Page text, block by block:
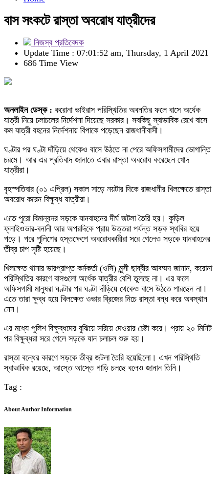
বাস সংকটে রাস্তা অবরোধ যাত্রীদের
নিজস্ব প্রতিবেদক
Update Time : 07:01:52 am, Thursday, 1 April 2021
686 Time View
অনলাইন ডেস্ক : করোনা ভাইরাস পরিস্থিতির অবনতির ফলে বাসে অর্ধেক
যাত্রী নিয়ে চলাচলের নির্দেশনা দিয়েছে সরকার। সবকিছু স্বাভাবিক রেখে বাসে
কম যাত্রী বহনের নির্দেশনায় বিপাকে পড়েছেন রাজধানীবাসী।
ঘণ্টার পর ঘণ্টা দাঁড়িয়ে থেকেও বাসে উঠতে না পেরে অফিসগামীদের ভোগান্তি
চরমে। আর এর প্রতিবাদ জানাতে এবার রাস্তা অবরোধ করেছেন খোদ
যাত্রীরা।
বৃহস্পতিবার (০১ এপ্রিল) সকাল সাড়ে নয়টার দিকে রাজধানীর খিলক্ষেতে রাস্তা
অবরোধ করেন বিক্ষুব্ধ যাত্রীরা।
এতে পুরো বিমানবন্দর সড়কে যানবাহনের দীর্ঘ জটলা তৈরি হয়। কুড়িল
ফ্লাইওভার-বনানী আর অপরদিকে প্রায় উত্তরা পর্যন্ত সড়ক স্থবির হয়ে
পড়ে। পরে পুলিশের হস্তক্ষেপে অবরোধকারীরা সরে গেলেও সড়কে যানবাহনের
তীব্র চাপ সৃষ্টি হয়েছে।
খিলক্ষেত থানার ভারপ্রাপ্ত কর্মকর্তা (ওসি) মুন্সী ছাব্বীর আহ্ম্মদ জানান, করোনা
পরিস্থিতির কারণে বাসগুলো অর্ধেক যাত্রীর বেশি তুলছে না। এর ফলে
অফিসগামী মানুষরা ঘণ্টার পর ঘণ্টা দাঁড়িয়ে থেকেও বাসে উঠতে পারছেন না।
এতে তারা ক্ষুব্ধ হয়ে খিলক্ষেত ওভার ব্রিজের নিচে রাস্তা বন্ধ করে অবস্থান
নেন।
এর মধ্যে পুলিশ বিক্ষুব্ধদের বুঝিয়ে সরিয়ে দেওয়ার চেষ্টা করে। প্রায় ২০ মিনিট
পর বিক্ষুব্ধরা সরে গেলে সড়কে যান চলাচল শুরু হয়।
রাস্তা বন্ধের কারণে সড়কে তীব্র জটলা তৈরি হয়েছিলো। এখন পরিস্থিতি
স্বাভাবিক রয়েছে, আস্তে আস্তে গাড়ি চলছে বলেও জানান তিনি।
Tag :
About Author Information